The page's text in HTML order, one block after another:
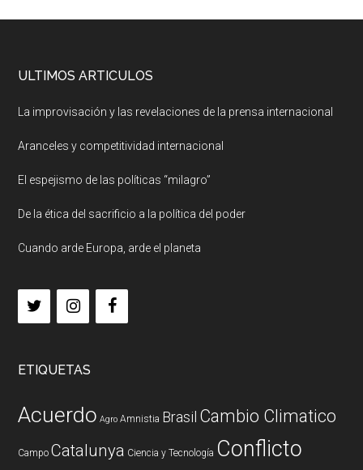
ULTIMOS ARTICULOS
La improvisación y las revelaciones de la prensa internacional
Aranceles y competitividad internacional
El espejismo de las políticas “milagro”
De la ética del sacrificio a la política del poder
Cuando arde Europa, arde el planeta
ETIQUETAS
Acuerdo Agro Amnistia Brasil Cambio Climatico
Campo Catalunya Ciencia y Tecnología Conflicto